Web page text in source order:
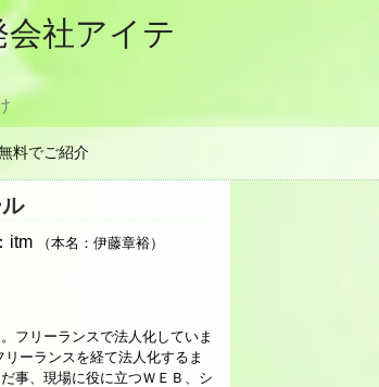
社アイテ
料でご紹介
itm （本名：伊藤章裕）
フリーランスで法人化していま
ーランスを経て法人化するま
事、現場に役に立つＷＥＢ、シ